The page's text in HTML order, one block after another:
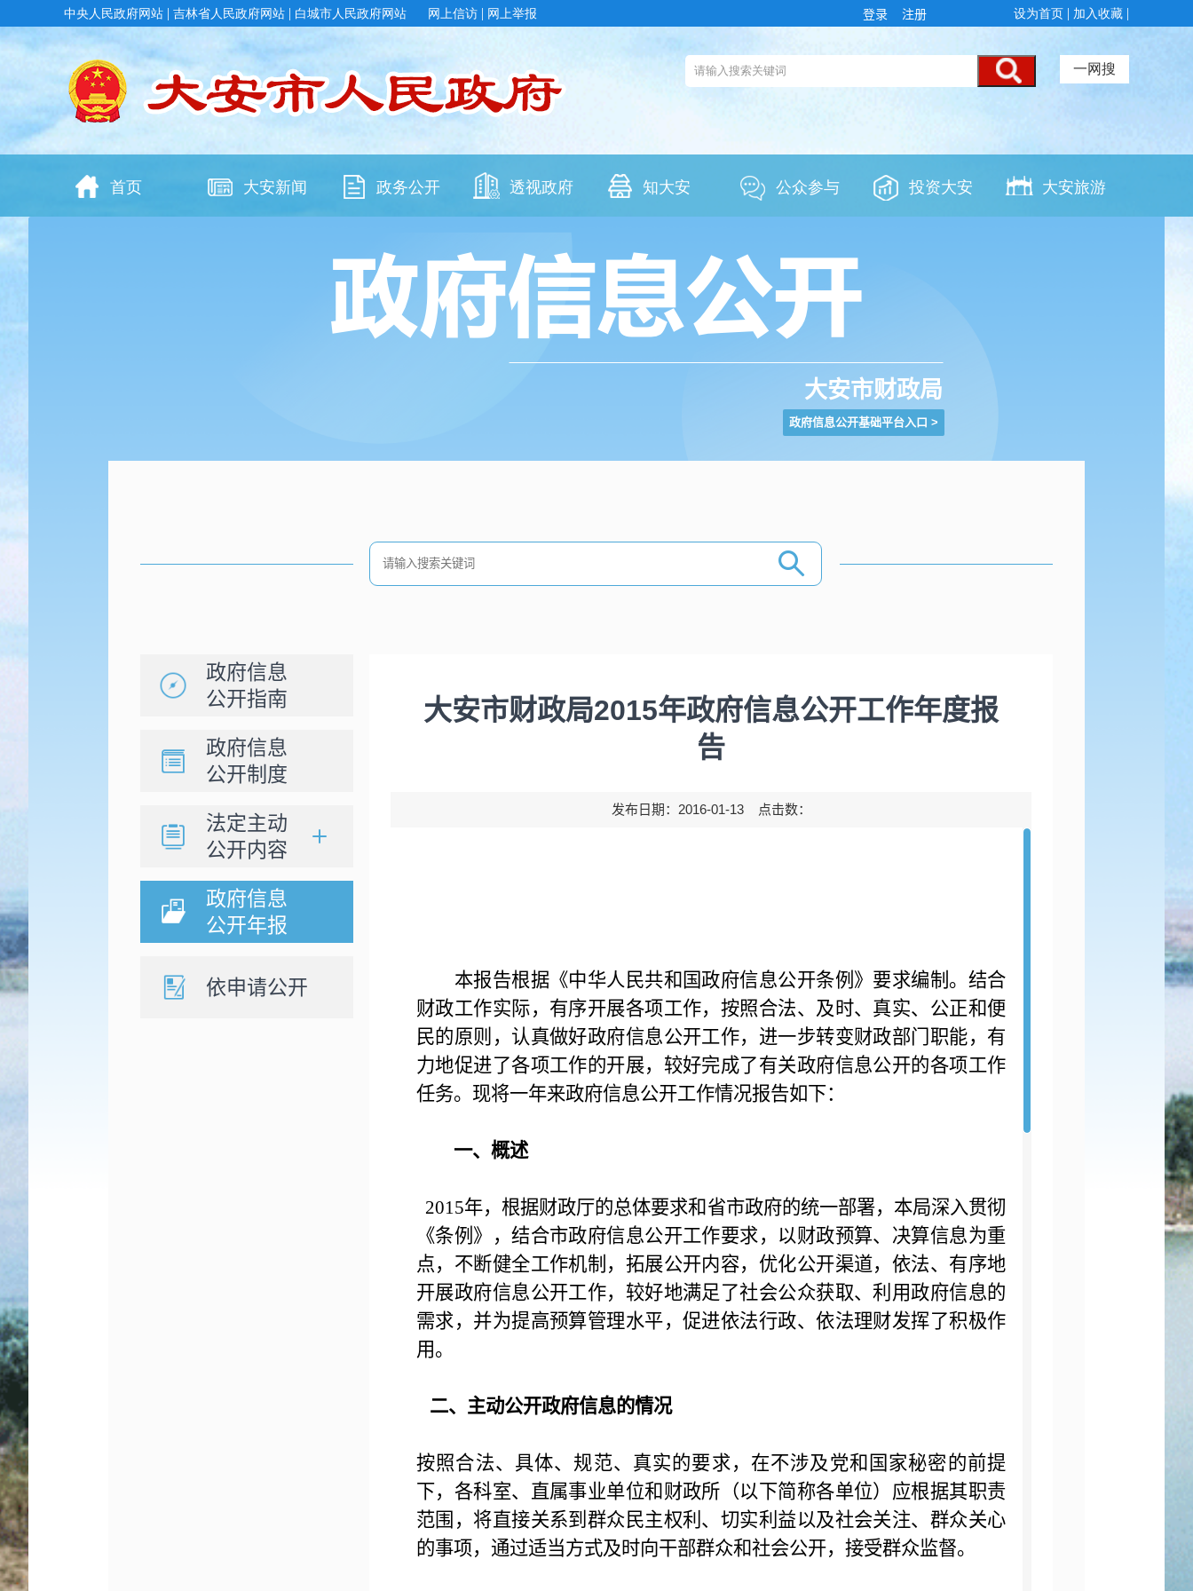
登录 注册
大安市财政局
政府信息公开基础平台入口 >
政府信息
公开指南
政府信息
公开制度
法定主动
公开内容
政府信息
公开年报
依申请公开
大安市财政局2015年政府信息公开工作年度报
告
发布日期：2016-01-13 点击数：
本报告根据《中华人民共和国政府信息公开条例》要求编制。结合
财政工作实际，有序开展各项工作，按照合法、及时、真实、公正和便
民的原则，认真做好政府信息公开工作，进一步转变财政部门职能，有
力地促进了各项工作的开展，较好完成了有关政府信息公开的各项工作
任务。现将一年来政府信息公开工作情况报告如下：
一、概述
2015年，根据财政厅的总体要求和省市政府的统一部署，本局深入贯彻
《条例》，结合市政府信息公开工作要求，以财政预算、决算信息为重
点，不断健全工作机制，拓展公开内容，优化公开渠道，依法、有序地
开展政府信息公开工作，较好地满足了社会公众获取、利用政府信息的
需求，并为提高预算管理水平，促进依法行政、依法理财发挥了积极作
用。
二、主动公开政府信息的情况
按照合法、具体、规范、真实的要求，在不涉及党和国家秘密的前提
下，各科室、直属事业单位和财政所（以下简称各单位）应根据其职责
范围，将直接关系到群众民主权利、切实利益以及社会关注、群众关心
的事项，通过适当方式及时向干部群众和社会公开，接受群众监督。